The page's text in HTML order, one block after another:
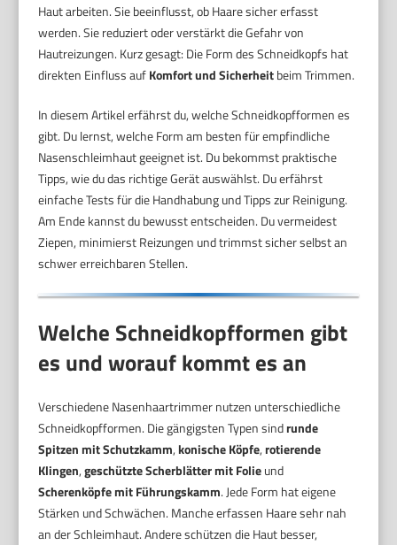
Haut arbeiten. Sie beeinflusst, ob Haare sicher erfasst
werden. Sie reduziert oder verstärkt die Gefahr von
Hautreizungen. Kurz gesagt: Die Form des Schneidkopfs hat
direkten Einfluss aufKomfort und Sicherheitbeim Trimmen.
In diesem Artikel erfährst du, welche Schneidkopfformen es
gibt. Du lernst, welche Form am besten für empfindliche
Nasenschleimhaut geeignet ist. Du bekommst praktische
Tipps, wie du das richtige Gerät auswählst. Du erfährst
einfache Tests für die Handhabung und Tipps zur Reinigung.
Am Ende kannst du bewusst entscheiden. Du vermeidest
Ziepen, minimierst Reizungen und trimmst sicher selbst an
schwer erreichbaren Stellen.
Welche Schneidkopfformen gibt
es und worauf kommt es an
Verschiedene Nasenhaartrimmer nutzen unterschiedliche
Schneidkopfformen. Die gängigsten Typen sindrunde
Spitzen mit Schutzkamm,konische Köpfe,rotierende
Klingen,geschützte Scherblätter mit Folieund
Scherenköpfe mit Führungskamm. Jede Form hat eigene
Stärken und Schwächen. Manche erfassen Haare sehr nah
an der Schleimhaut. Andere schützen die Haut besser,